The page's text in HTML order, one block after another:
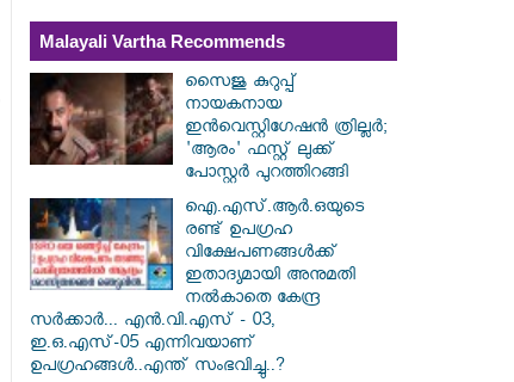
Malayali Vartha Recommends
സൈജു കുറുപ്പ്
നായകനായ
ഇൻവെസ്റ്റിഗേഷൻ ത്രില്ലർ;
'ആരം' ഫസ്റ്റ് ലുക്ക്
പോസ്റ്റർ പുറത്തിറങ്ങി
ഐ.എസ്.ആർ.ഒയുടെ
രണ്ട് ഉപഗ്രഹ
വിക്ഷേപണങ്ങൾക്ക്
ഇതാദ്യമായി അനുമതി
നൽകാതെ കേന്ദ്ര
സർക്കാർ... എൻ.വി.എസ് - 03,
ഇ.ഒ.എസ്-05 എന്നിവയാണ്
ഉപഗ്രഹങ്ങൾ..എന്ത് സംഭവിച്ചു..?